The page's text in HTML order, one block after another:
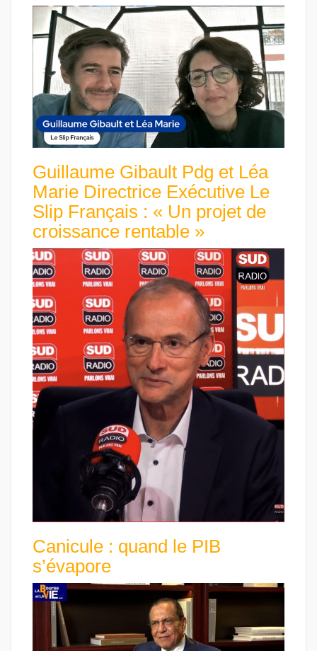
Guillaume Gibault Pdg et Léa
Marie Directrice Exécutive Le
Slip Français : « Un projet de
croissance rentable »
Canicule : quand le PIB
s’évapore